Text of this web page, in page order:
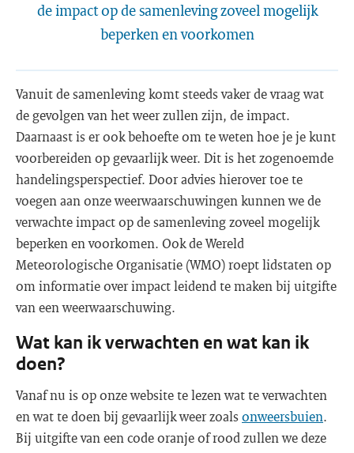
de impact op de samenleving zoveel mogelijk
beperken en voorkomen
Vanuit de samenleving komt steeds vaker de vraag wat
de gevolgen van het weer zullen zijn, de impact.
Daarnaast is er ook behoefte om te weten hoe je je kunt
voorbereiden op gevaarlijk weer. Dit is het zogenoemde
handelingsperspectief. Door advies hierover toe te
voegen aan onze weerwaarschuwingen kunnen we de
verwachte impact op de samenleving zoveel mogelijk
beperken en voorkomen. Ook de Wereld
Meteorologische Organisatie (WMO) roept lidstaten op
om informatie over impact leidend te maken bij uitgifte
van een weerwaarschuwing.
Wat kan ik verwachten en wat kan ik
doen?
Vanaf nu is op onze website te lezen wat te verwachten
en wat te doen bij gevaarlijk weer zoalsonweersbuien.
Bij uitgifte van een code oranje of rood zullen we deze